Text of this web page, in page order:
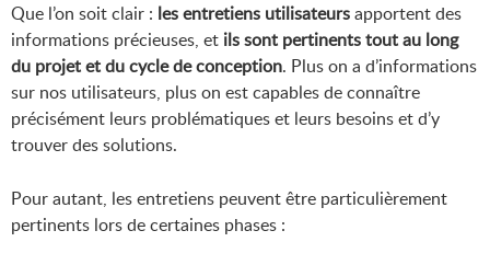
Que l’on soit clair : les entretiens utilisateursapportent des
informations précieuses, et ils sont pertinents tout au long
du projet et du cycle de conception. Plus on a d’informations
sur nos utilisateurs, plus on est capables de connaître
précisément leurs problématiques et leurs besoins et d’y
trouver des solutions.
Pour autant, les entretiens peuvent être particulièrement
pertinents lors de certaines phases :